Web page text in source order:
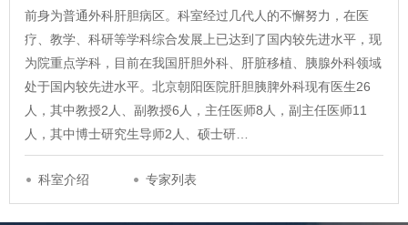
前身为普通外科肝胆病区。科室经过几代人的不懈努力，在医
疗、教学、科研等学科综合发展上已达到了国内较先进水平，现
为院重点学科，目前在我国肝胆外科、肝脏移植、胰腺外科领域
处于国内较先进水平。北京朝阳医院肝胆胰脾外科现有医生26
人，其中教授2人、副教授6人，主任医师8人，副主任医师11
人，其中博士研究生导师2人、硕士研…
科室介绍 专家列表